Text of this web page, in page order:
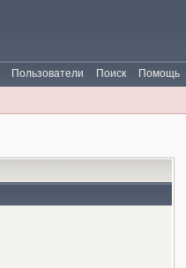
Помощь
Поиск
Пользователи